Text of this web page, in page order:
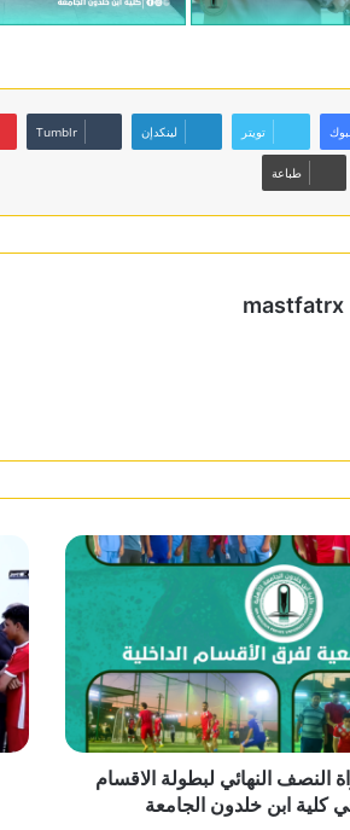
تويتر لينكدإن
طباعة
mastfatrx
ا
ي
ب
النصف النهائي لبطولة الاقسام
كلية ابن خلدون الجامعة